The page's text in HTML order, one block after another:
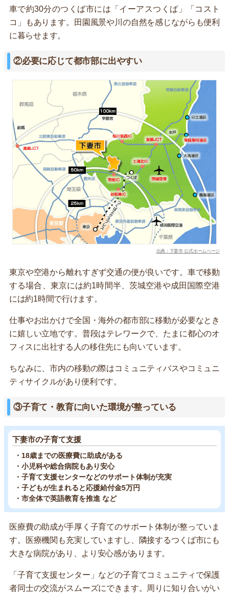
車で約30分のつくば市には「イーアスつくば」「コスト
コ」もあります。田園風景や川の自然を感じながらも便利
に暮らせます。
②必要に応じて都市部に出やすい
出典：下妻市 公式ホームページ
東京や空港から離れすぎず交通の便が良いです。車で移動
する場合、東京には約1時間半、茨城空港や成田国際空港
には約1時間で行けます。
仕事やお出かけで全国・海外の都市部に移動が必要なとき
に嬉しい立地です。普段はテレワークで、たまに都心のオ
フィスに出社する人の移住先にも向いています。
ちなみに、市内の移動の際はコミュニティバスやコミュニ
ティサイクルがあり便利です。
③子育て・教育に向いた環境が整っている
下妻市の子育て支援
・18歳までの医療費に助成がある
・小児科や総合病院もあり安心
・子育て支援センターなどのサポート体制が充実
・子どもが生まれると応援給付金5万円
・市全体で英語教育を推進 など
医療費の助成が手厚く子育てのサポート体制が整っていま
す。医療機関も充実していますし、隣接するつくば市にも
大きな病院があり、より安心感があります。
「子育て支援センター」などの子育てコミュニティで保護
者同士の交流がスムーズにできます。周りに知り合いがい